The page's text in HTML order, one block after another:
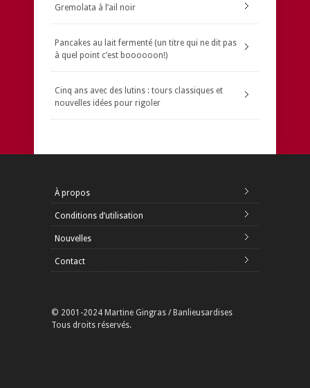
Gremolata à l’ail noir
Pancakes au lait fermenté (un titre qui ne dit pas
à quel point c’est boooooon!)
Cinq ans avec des lutins : tours classiques et
nouvelles idées pour rigoler
À propos
Conditions d’utilisation
Nouvelles
Contact
© 2001-2024 Martine Gingras / Banlieusardises
Tous droits réservés.